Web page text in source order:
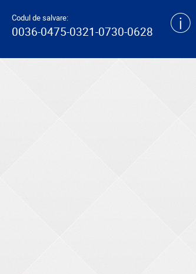
Codul de salvare:
0036-0475-0321-0730-0628